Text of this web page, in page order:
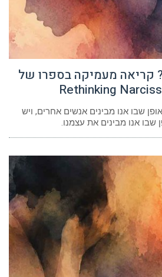
קריאה מעמיקה בספרו של
שבו אנו מבינים אנשים אחרים, ויש
שבו אנו מבינים את עצמנו.